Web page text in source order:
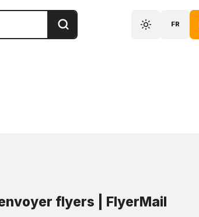
FR
flyers | FlyerMail